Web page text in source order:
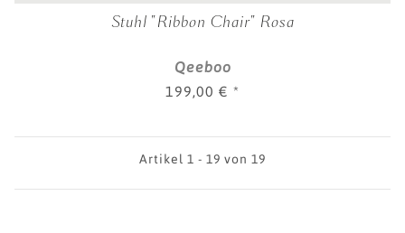
Stuhl "Ribbon Chair" Rosa
Qeeboo
199,00 € *
Artikel 1 - 19 von 19